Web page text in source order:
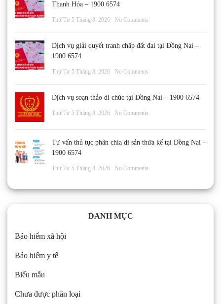
Thanh Hóa – 1900 6574
Thứ Tư 5 Tháng 8, 2026 No Comments
Dịch vụ giải quyết tranh chấp đất đai tại Đồng Nai –
1900 6574
Thứ Tư 5 Tháng 8, 2026 No Comments
Dịch vụ soạn thảo di chúc tại Đồng Nai – 1900 6574
Thứ Tư 5 Tháng 8, 2026 No Comments
Tư vấn thủ tục phân chia di sản thừa kế tại Đồng Nai –
1900 6574
Thứ Tư 5 Tháng 8, 2026 No Comments
DANH MỤC
Bảo hiểm xã hội
Bảo hiểm y tế
Biểu mẫu
Chưa được phân loại